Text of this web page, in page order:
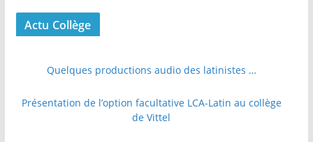
Actu Collège
Quelques productions audio des latinistes …
Présentation de l’option facultative LCA-Latin au collège
de Vittel